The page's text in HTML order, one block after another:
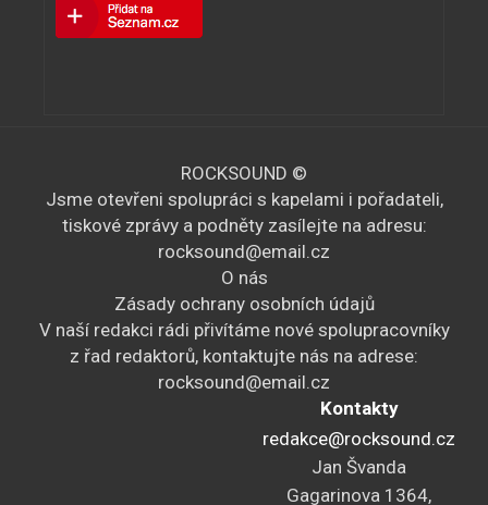
ROCKSOUND ©
Jsme otevřeni spolupráci s kapelami i pořadateli,
tiskové zprávy a podněty zasílejte na adresu:
rocksound@email.cz
O nás
Zásady ochrany osobních údajů
V naší redakci rádi přivítáme nové spolupracovníky
z řad redaktorů, kontaktujte nás na adrese:
rocksound@email.cz
Kontakty
redakce@rocksound.cz
Jan Švanda
Gagarinova 1364,